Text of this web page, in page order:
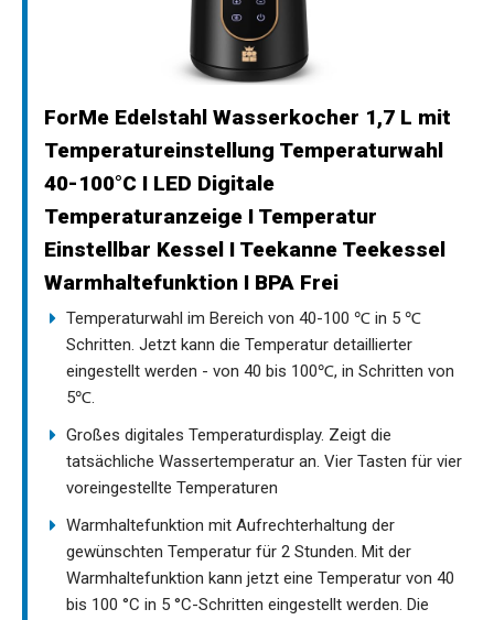
ForMe Edelstahl Wasserkocher 1,7 L mit
Temperatureinstellung Temperaturwahl
40-100°C I LED Digitale
Temperaturanzeige I Temperatur
Einstellbar Kessel I Teekanne Teekessel
Warmhaltefunktion I BPA Frei
Temperaturwahl im Bereich von 40-100 ℃ in 5 ℃
Schritten. Jetzt kann die Temperatur detaillierter
eingestellt werden - von 40 bis 100℃, in Schritten von
5℃.
Großes digitales Temperaturdisplay. Zeigt die
tatsächliche Wassertemperatur an. Vier Tasten für vier
voreingestellte Temperaturen
Warmhaltefunktion mit Aufrechterhaltung der
gewünschten Temperatur für 2 Stunden. Mit der
Warmhaltefunktion kann jetzt eine Temperatur von 40
bis 100 °C in 5 °C-Schritten eingestellt werden. Die